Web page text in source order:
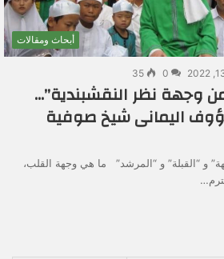
أبحاث ومقالات
0
35
وجهة نظر النقشبندية”…
اليمانى شيخ صوفية
و “القبلة” و “المرشد” ما هي وجهة القلب،